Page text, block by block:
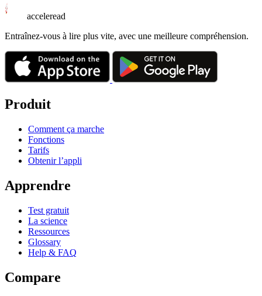
acceleread
Entraînez-vous à lire plus vite, avec une meilleure compréhension.
Produit
Comment ça marche
Fonctions
Tarifs
Obtenir l’appli
Apprendre
Test gratuit
La science
Ressources
Glossary
Help & FAQ
Compare